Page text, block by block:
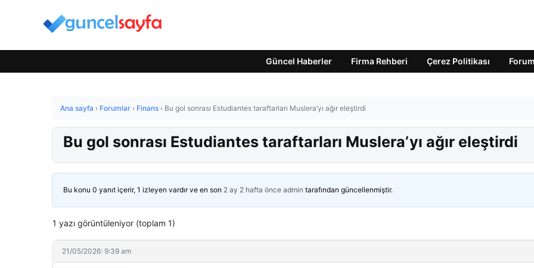
Güncel Haberler Firma Rehberi Çerez Politikası Forum
Ana sayfa › Forumlar › Finans › Bu gol sonrası Estudiantes taraftarları Muslera’yı ağır eleştirdi
Bu gol sonrası Estudiantes taraftarları Muslera’yı ağır eleştirdi
Bu konu 0 yanıt içerir, 1 izleyen vardır ve en son 2 ay 2 hafta önce admin tarafından güncellenmiştir.
1 yazı görüntüleniyor (toplam 1)
21/05/2026: 9:39 am